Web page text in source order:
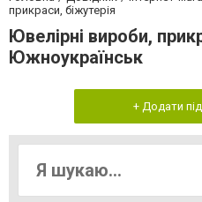
прикраси, біжутерія
Ювелірні вироби,
Южноукраїнськ
+ Додати